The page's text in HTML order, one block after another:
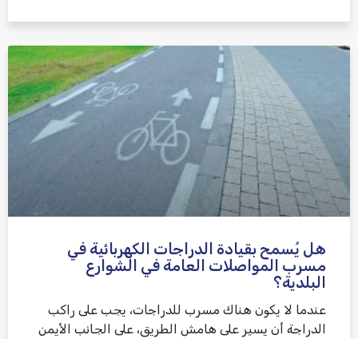
هل يُسمح بقيادة الدراجات الكهربائية في
مسرب المواصلات العامة في الشوارع
البلدية؟
عندما لا يكون هناك مسرب للدراجات، يجب على راكب
الدراجة أن يسير على هامش الطريق، على الجانب الأيمن